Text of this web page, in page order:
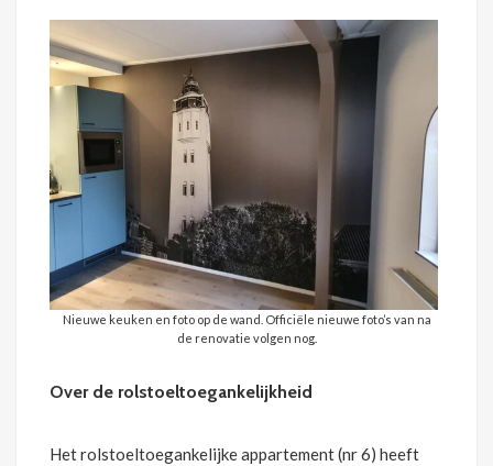
Nieuwe keuken en foto op de wand. Officiële nieuwe foto’s van na
de renovatie volgen nog.
Over de rolstoeltoegankelijkheid
Het rolstoeltoegankelijke appartement (nr 6) heeft